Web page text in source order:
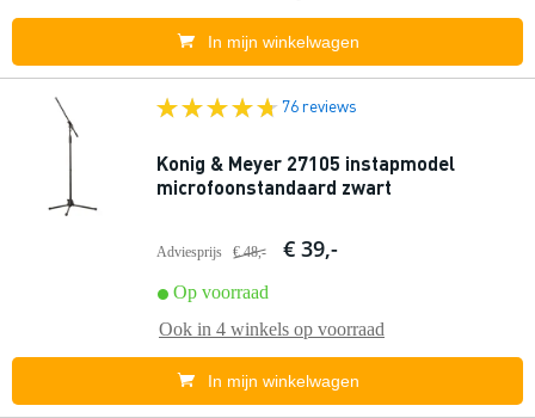
In mijn winkelwagen
76 reviews
Konig & Meyer 27105 instapmodel
microfoonstandaard zwart
Adviesprijs € 48,- € 39,-
Op voorraad
Ook in 4 winkels op voorraad
In mijn winkelwagen